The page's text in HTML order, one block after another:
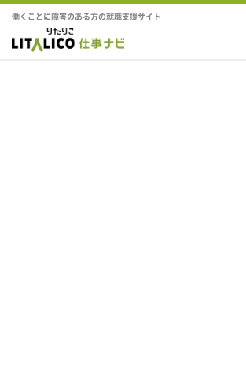
働くことに障害のある方の就職支援サイト